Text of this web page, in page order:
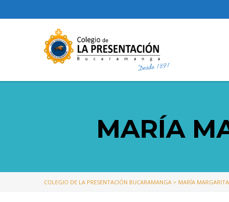
MARÍA
COLEGIO DE LA PRESENTACIÓN BUCARAMANGA > MARÍA